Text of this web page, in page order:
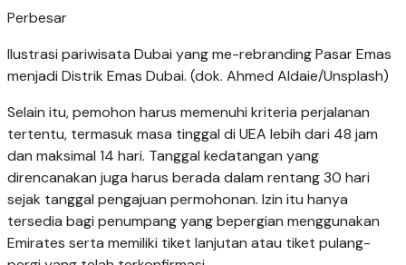
Perbesar
Ilustrasi pariwisata Dubai yang me-rebranding Pasar Emas
menjadi Distrik Emas Dubai. (dok. Ahmed Aldaie/Unsplash)
Selain itu, pemohon harus memenuhi kriteria perjalanan
tertentu, termasuk masa tinggal di UEA lebih dari 48 jam
dan maksimal 14 hari. Tanggal kedatangan yang
direncanakan juga harus berada dalam rentang 30 hari
sejak tanggal pengajuan permohonan. Izin itu hanya
tersedia bagi penumpang yang bepergian menggunakan
Emirates serta memiliki tiket lanjutan atau tiket pulang-